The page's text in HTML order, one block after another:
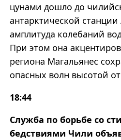
цунами дошло до
антарктической станции
амплитуда колебаний
При этом она
региона Магальянес
опасных волн высотой
18:44
Служба по борьбе со
бедствиями Чили